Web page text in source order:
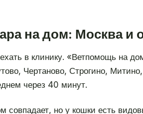
на дом: Москва и
в клинику. «Ветпомощь на
Чертаново, Строгино,
через 40 минут.
совпадает, но у кошки есть